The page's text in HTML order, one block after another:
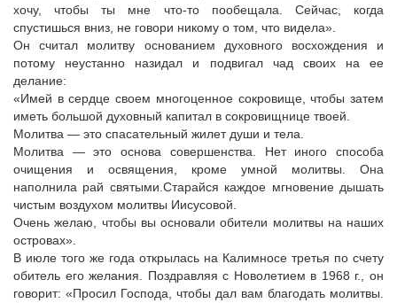
хочу, чтобы ты мне что-то пообещала. Сейчас, когда
спустишься вниз, не говори никому о том, что видела».
Он считал молитву основанием духовного восхождения и
потому неустанно назидал и подвигал чад своих на ее
делание:
«Имей в сердце своем многоценное сокровище, чтобы затем
иметь большой духовный капитал в сокровищнице твоей.
Молитва — это спасательный жилет души и тела.
Молитва — это основа совершенства. Нет иного способа
очищения и освящения, кроме умной молитвы. Она
наполнила рай святыми.Старайся каждое мгновение дышать
чистым воздухом молитвы Иисусовой.
Очень желаю, чтобы вы основали обители молитвы на наших
островах».
В июле того же года открылась на Калимносе третья по счету
обитель его желания. Поздравляя с Новолетием в 1968 г., он
говорит: «Просил Господа, чтобы дал вам благодать молитвы.